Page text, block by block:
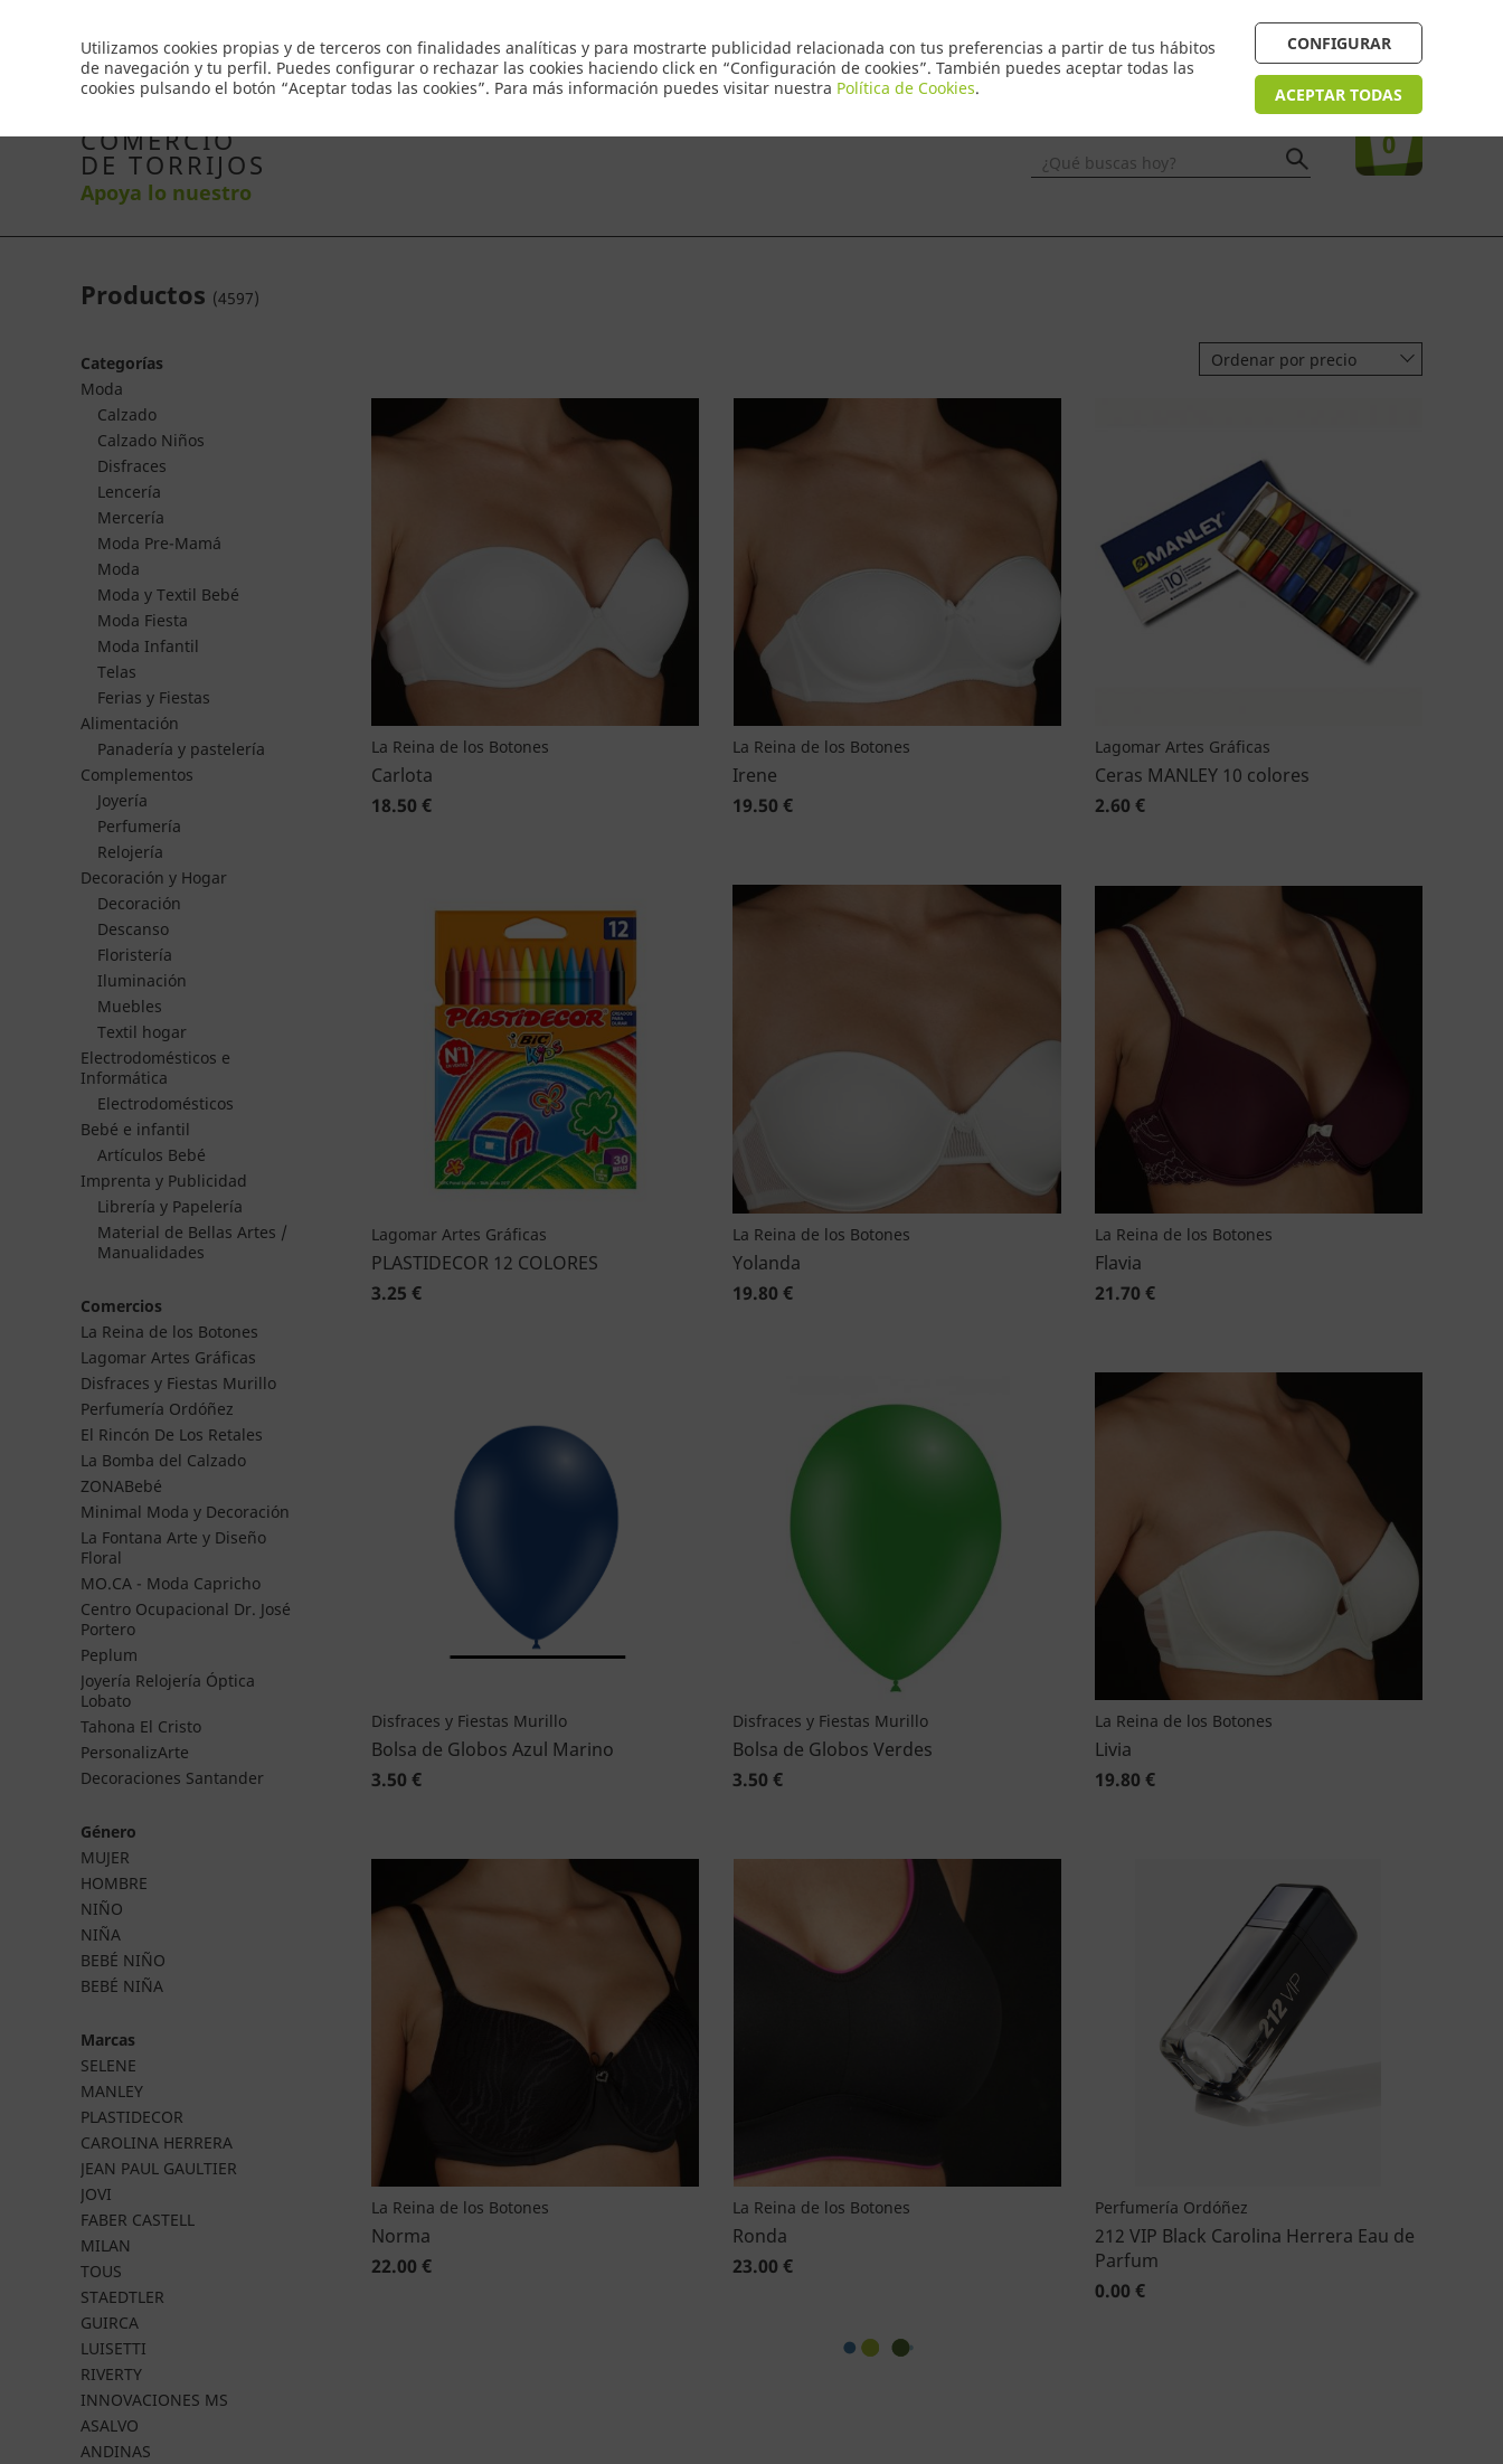
Utilizamos cookies propias y de terceros con finalidades analíticas y para mostrarte publicidad relacionada con tus preferencias a partir de tus hábitos
de navegación y tu perfil. Puedes configurar o rechazar las cookies haciendo click en “Configuración de cookies”. También puedes aceptar todas las
cookies pulsando el botón “Aceptar todas las cookies”. Para más información puedes visitar nuestra Política de Cookies.
CONFIGURAR
ACEPTAR TODAS
¿Necesitas ayuda? FAQ
Tu compra
0
Inicio Productos Comercios Ofertas Contacto
¿Qué buscas hoy?
COMERCIO
DE TORRIJOS
Apoya lo nuestro
Productos (4597)
Categorías
Moda
Calzado
Calzado Niños
Disfraces
Lencería
Mercería
Moda Pre-Mamá
Moda
Moda y Textil Bebé
Moda Fiesta
Moda Infantil
Telas
Ferias y Fiestas
Alimentación
Panadería y pastelería
Complementos
Joyería
Perfumería
Relojería
Decoración y Hogar
Decoración
Descanso
Floristería
Iluminación
Muebles
Textil hogar
Electrodomésticos e
Informática
Electrodomésticos
Bebé e infantil
Artículos Bebé
Imprenta y Publicidad
Librería y Papelería
Material de Bellas Artes /
Manualidades
Comercios
La Reina de los Botones
Lagomar Artes Gráficas
Disfraces y Fiestas Murillo
Perfumería Ordóñez
El Rincón De Los Retales
La Bomba del Calzado
ZONABebé
Minimal Moda y Decoración
La Fontana Arte y Diseño
Floral
MO.CA - Moda Capricho
Centro Ocupacional Dr. José
Portero
Peplum
Joyería Relojería Óptica
Lobato
Tahona El Cristo
PersonalizArte
Decoraciones Santander
Género
MUJER
HOMBRE
NIÑO
NIÑA
BEBÉ NIÑO
BEBÉ NIÑA
Marcas
SELENE
MANLEY
PLASTIDECOR
CAROLINA HERRERA
JEAN PAUL GAULTIER
JOVI
FABER CASTELL
MILAN
TOUS
STAEDTLER
GUIRCA
LUISETTI
RIVERTY
INNOVACIONES MS
ASALVO
ANDINAS
Ordenar por precio
La Reina de los Botones
Carlota
18.50 €
La Reina de los Botones
Irene
19.50 €
Lagomar Artes Gráficas
Ceras MANLEY 10 colores
2.60 €
Lagomar Artes Gráficas
PLASTIDECOR 12 COLORES
3.25 €
La Reina de los Botones
Yolanda
19.80 €
La Reina de los Botones
Flavia
21.70 €
Disfraces y Fiestas Murillo
Bolsa de Globos Azul Marino
3.50 €
Disfraces y Fiestas Murillo
Bolsa de Globos Verdes
3.50 €
La Reina de los Botones
Livia
19.80 €
La Reina de los Botones
Norma
22.00 €
La Reina de los Botones
Ronda
23.00 €
Perfumería Ordóñez
212 VIP Black Carolina Herrera Eau de
Parfum
0.00 €